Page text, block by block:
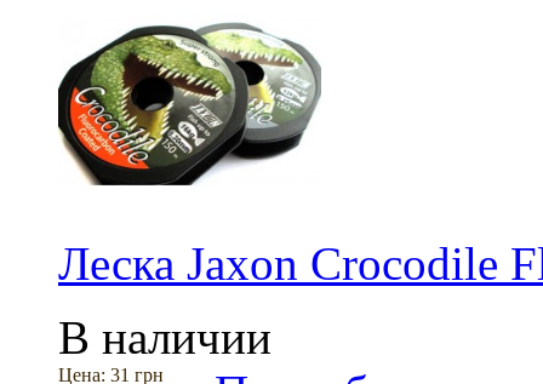
Леска Jaxon Crocodile
В наличии
Цена: 31 грн